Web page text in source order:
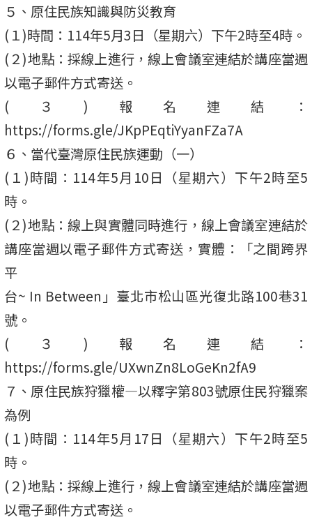
５、原住民族知識與防災教育
(１)時間：114年5月3日（星期六）下午2時至4時。
(２)地點：採線上進行，線上會議室連結於講座當週
以電子郵件方式寄送。
(３)報名連結：
https://forms.gle/JKpPEqtiYyanFZa7A
６、當代臺灣原住民族運動（一）
(１)時間：114年5月10日（星期六）下午2時至5
時。
(２)地點：線上與實體同時進行，線上會議室連結於
講座當週以電子郵件方式寄送，實體：「之間跨界
平
台~ In Between」臺北市松山區光復北路100巷31
號。
(３)報名連結：
https://forms.gle/UXwnZn8LoGeKn2fA9
７、原住民族狩獵權—以釋字第803號原住民狩獵案
為例
(１)時間：114年5月17日（星期六）下午2時至5
時。
(２)地點：採線上進行，線上會議室連結於講座當週
以電子郵件方式寄送。